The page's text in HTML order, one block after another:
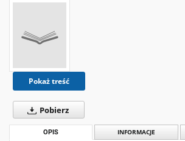
Pokaż treść
Pobierz
OPIS INFORMACJE